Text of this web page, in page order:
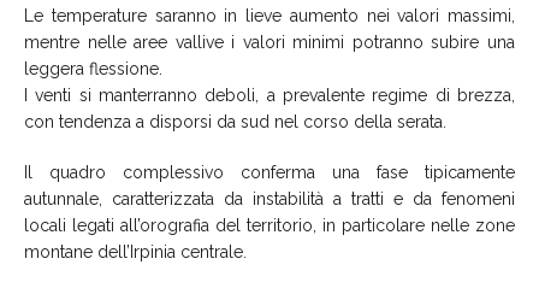
Le temperature saranno in lieve aumento nei valori massimi,
mentre nelle aree vallive i valori minimi potranno subire una
leggera flessione.
I venti si manterranno deboli, a prevalente regime di brezza,
con tendenza a disporsi da sud nel corso della serata.
Il quadro complessivo conferma una fase tipicamente
autunnale, caratterizzata da instabilità a tratti e da fenomeni
locali legati all’orografia del territorio, in particolare nelle zone
montane dell’Irpinia centrale.